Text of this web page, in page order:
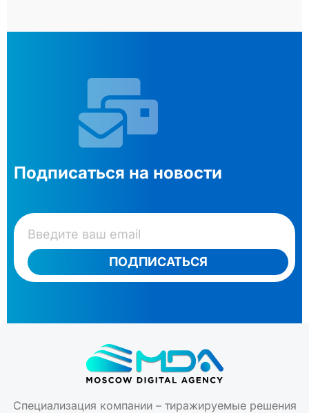
Подписаться на новости
ПОДПИСАТЬСЯ
Специализация компании – тиражируемые решения